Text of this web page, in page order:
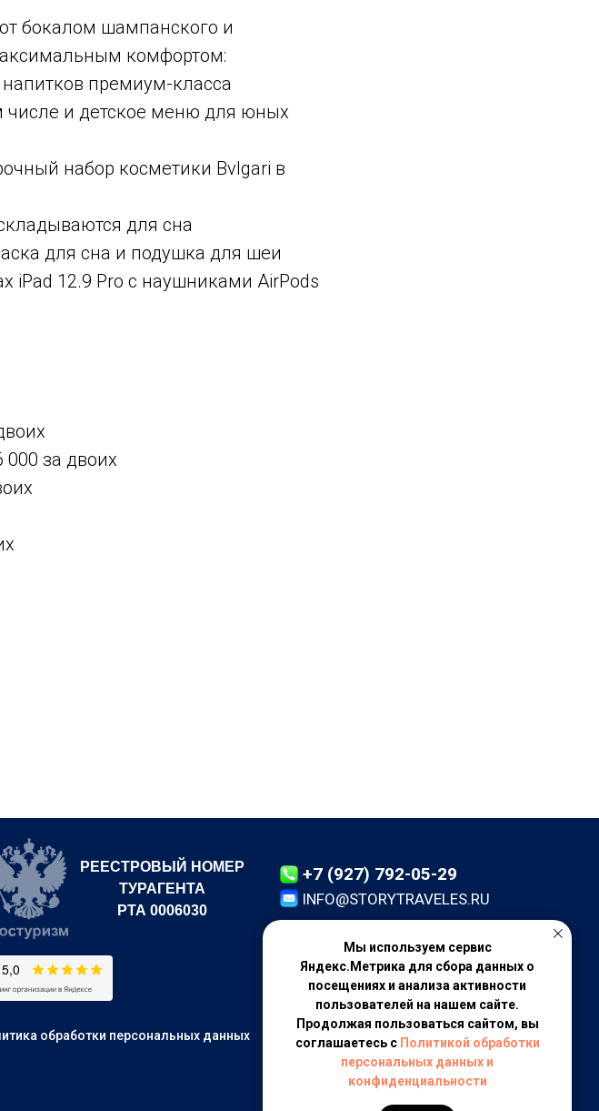
бокалом шампанского и
комфортом:
премиум-класса
числе и детское меню для юных
набор косметики Bvlgari в
для сна
для сна и подушка для шеи
iPad 12.9 Pro с наушниками AirPods
000 за двоих
+7 (927) 792-05-29
INFO@STORYTRAVELES.RU
Личный кабинет
Оплата услуг
обработки персональных данных
РЕЕСТРОВЫЙ НОМЕР
ТУРАГЕНТА
РТА 0006030
Мы используем сервис
Яндекс.Метрика для сбора данных о
посещениях и анализа активности
пользователей на нашем сайте.
Продолжая пользоваться сайтом, вы
соглашаетесь с Политикой обработки
персональных данных и
конфиденциальности